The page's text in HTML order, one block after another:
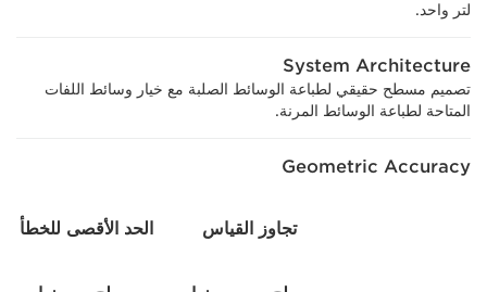
لتر واحد.
System Architecture
تصميم مسطح حقيقي لطباعة الوسائط الصلبة مع خيار وسائط اللفات
المتاحة لطباعة الوسائط المرنة.
Geometric Accuracy
تجاوز القياس الحد الأقصى للخطأ